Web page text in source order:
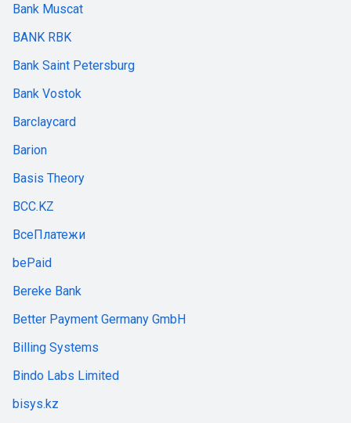
Bank Muscat
BANK RBK
Bank Saint Petersburg
Bank Vostok
Barclaycard
Barion
Basis Theory
BCC.KZ
ВсеПлатежи
bePaid
Bereke Bank
Better Payment Germany GmbH
Billing Systems
Bindo Labs Limited
bisys.kz